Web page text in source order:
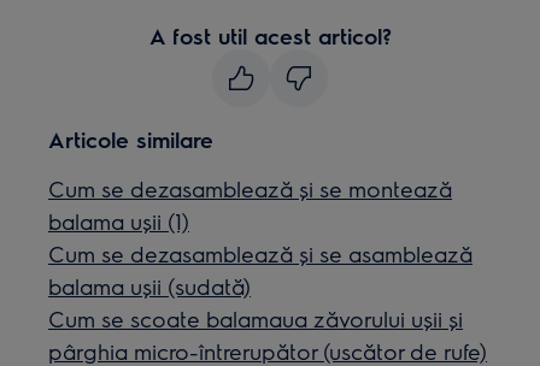
A fost util acest articol?
Articole similare
Cum se dezasamblează și se montează
balama ușii (1)
Cum se dezasamblează și se asamblează
balama ușii (sudată)
Cum se scoate balamaua zăvorului ușii și
pârghia micro-întrerupător (uscător de rufe)